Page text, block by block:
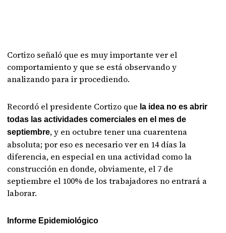
Cortizo señaló que es muy importante ver el
comportamiento y que se está observando y
analizando para ir procediendo.
Recordó el presidente Cortizo que la idea no es abrir
todas las actividades comerciales en el mes de
septiembre, y en octubre tener una cuarentena
absoluta; por eso es necesario ver en 14 días la
diferencia, en especial en una actividad como la
construcción en donde, obviamente, el 7 de
septiembre el 100% de los trabajadores no entrará a
laborar.
Informe Epidemiológico